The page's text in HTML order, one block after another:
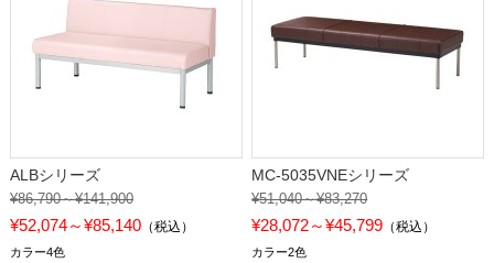
ALBシリーズ
¥86,790～¥141,900
¥52,074～¥85,140（税込）
カラー4色
MC-5035VNEシリーズ
¥51,040～¥83,270
¥28,072～¥45,799 （税込）
カラー2色